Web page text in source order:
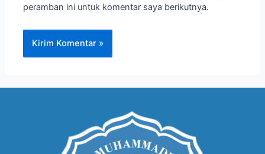
peramban ini untuk komentar saya berikutnya.